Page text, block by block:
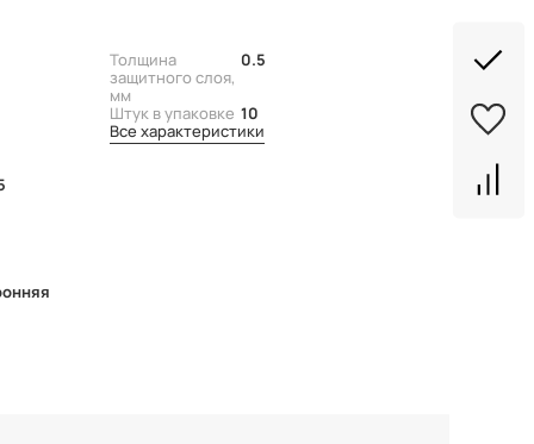
Толщина
защитного слоя,
мм
0.5
Штук в упаковке 10
Все характеристики